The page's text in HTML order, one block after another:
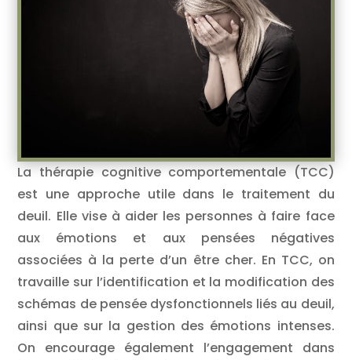
La thérapie cognitive comportementale (TCC)
est une approche utile dans le traitement du
deuil. Elle vise à aider les personnes à faire face
aux émotions et aux pensées négatives
associées à la perte d’un être cher. En TCC, on
travaille sur l’identification et la modification des
schémas de pensée dysfonctionnels liés au deuil,
ainsi que sur la gestion des émotions intenses.
On encourage également l’engagement dans